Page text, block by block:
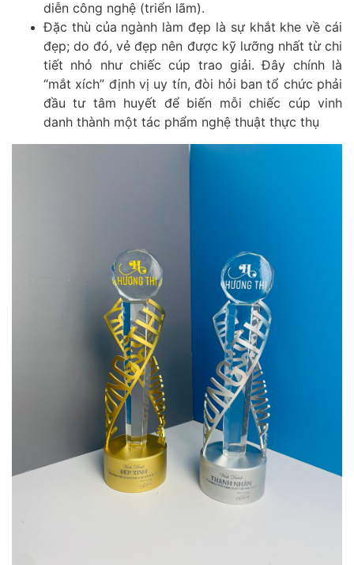
diễn công nghệ (triển lãm).
Đặc thù của ngành làm đẹp là sự khắt khe về cái
đẹp; do đó, vẻ đẹp nên được kỹ lưỡng nhất từ chi
tiết nhỏ như chiếc cúp trao giải. Đây chính là
“mắt xích” định vị uy tín, đòi hỏi ban tổ chức phải
đầu tư tâm huyết để biến mỗi chiếc cúp vinh
danh thành một tác phẩm nghệ thuật thực thụ